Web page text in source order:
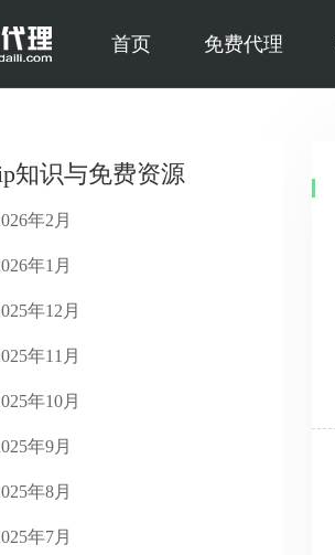
首页 免费代理
知识与免费资源
年2月
年1月
年12月
年11月
年10月
年9月
年8月
年7月